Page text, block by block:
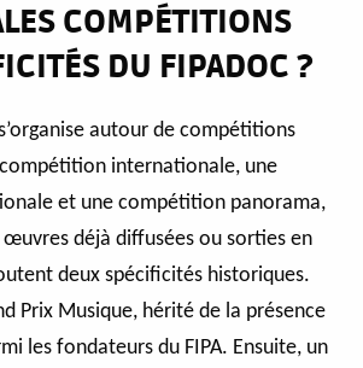
COMPÉTITIONS
DU FIPADOC ?
autour de compétitions
internationale, une
et une compétition panorama,
œuvres déjà diffusées ou sorties en
deux spécificités historiques.
Prix Musique, hérité de la présence
les fondateurs du FIPA. Ensuite, un